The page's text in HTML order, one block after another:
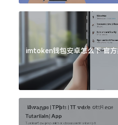
imtoken钱包安卓怎么下 官